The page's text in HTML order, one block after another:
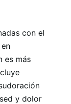
con el
es más
y dolor